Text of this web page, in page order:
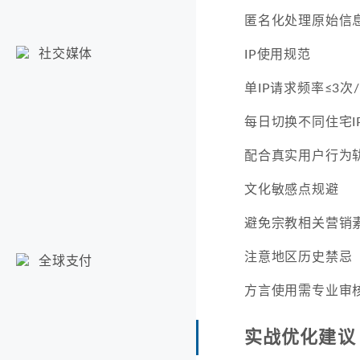
社交媒体
全球支付
匿名化处理原始信
IP使用规范
单IP请求频率≤3次
每日切换不同住宅
配合真实用户行为
文化敏感点规避
避免宗教相关营销
注意地区历史禁忌
方言使用需专业审
实战优化建议